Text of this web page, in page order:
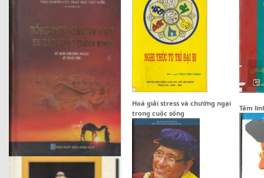
Hoá giải stress và chướng ngại
trong cuộc sống
Tâm